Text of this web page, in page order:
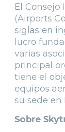
El Consejo
(Airports
siglas en
lucro
varias
principal
tiene el
equipos
su sede en
Sobre